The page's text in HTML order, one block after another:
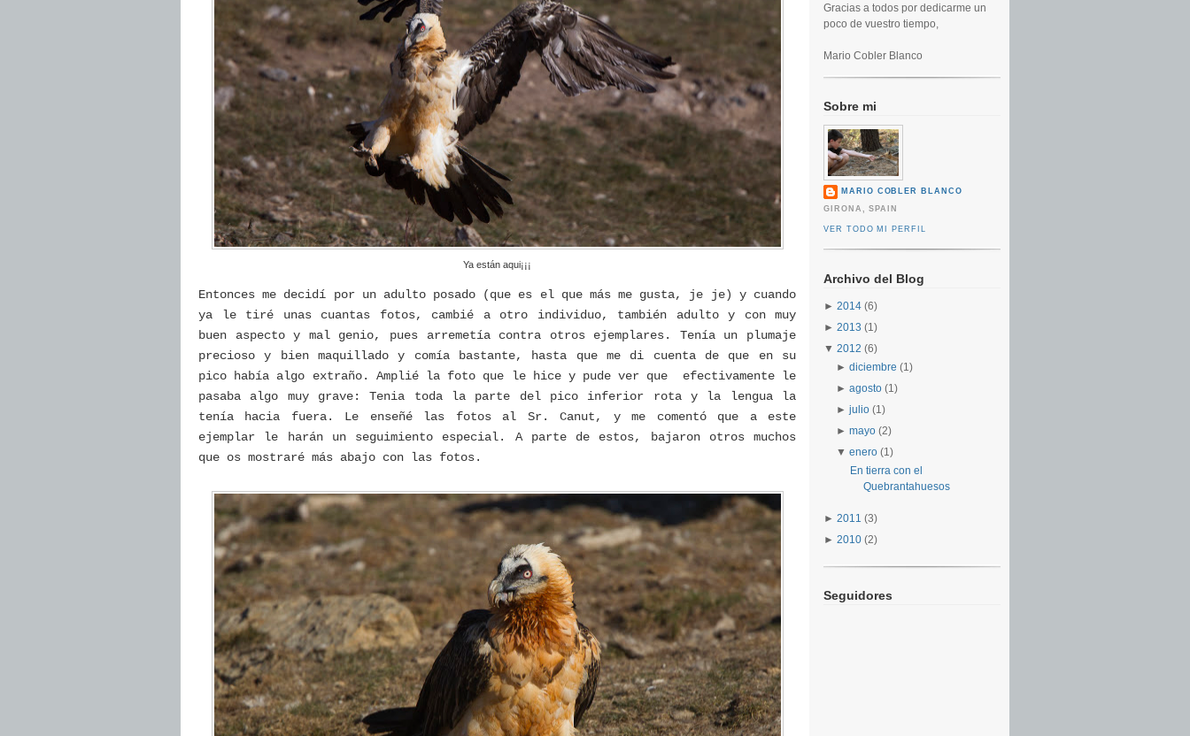
Ya están aqui¡¡¡
Entonces me decidí por un adulto posado (que es el que más me gusta, je je) y cuando
ya le tiré unas cuantas fotos, cambié a otro individuo, también adulto y con muy
buen aspecto y mal genio, pues arremetía contra otros ejemplares. Tenía un plumaje
precioso y bien maquillado y comía bastante, hasta que me di cuenta de que en su
pico había algo extraño. Amplié la foto que le hice y pude ver que
efectivamente le
pasaba algo muy grave: Tenia toda la parte del pico inferior rota y la lengua la
tenía hacia fuera. Le enseñé las fotos al Sr. Canut, y me comentó que a este
ejemplar le harán un seguimiento especial. A parte de estos, bajaron otros muchos
que os mostraré más abajo con las fotos.
Gracias a todos por dedicarme un
poco de vuestro tiempo,
Mario Cobler Blanco
Sobre mi
MARIO COBLER BLANCO
GIRONA, SPAIN
VER TODO MI PERFIL
Archivo del Blog
► 2014 (6)
► 2013 (1)
▼ 2012 (6)
►diciembre (1)
►agosto (1)
►julio (1)
►mayo (2)
▼enero (1)
En tierra con el
Quebrantahuesos
► 2011 (3)
► 2010 (2)
Seguidores